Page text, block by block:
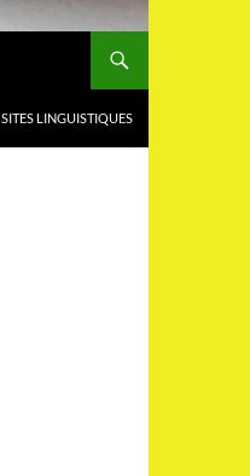
SITES LINGUISTIQUES